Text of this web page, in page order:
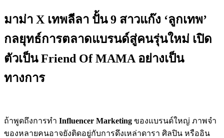
มาม่า X เทพลีลา ปั้น 9 สาวแก๊ง ‘ลูกเทพ’
กลยุทธ์การตลาดแบรนด์สู่คนรุ่นใหม่ เปิด
ตัวเป็น Friend Of MAMA อย่างเป็น
ทางการ
ถ้าพูดถึงการทำ Influencer Marketing ของแบรนด์ใหญ่ ภาพจำ
ของหลายคนอาจยังติดอยู่กับการดึงเหล่าดารา ศิลปิน หรืออิน